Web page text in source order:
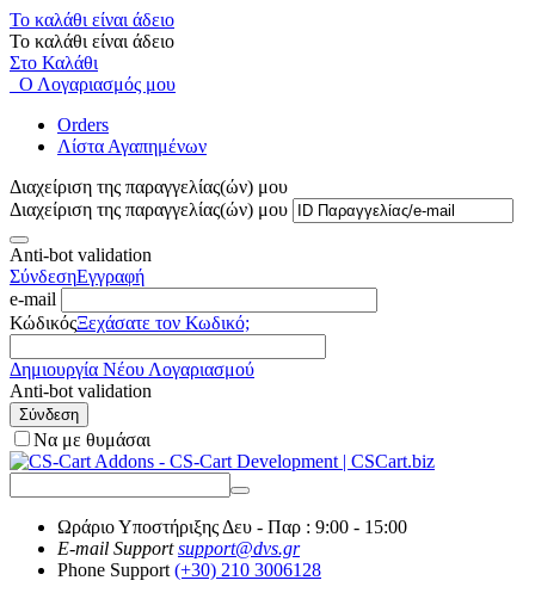
Το καλάθι είναι άδειο
Το καλάθι είναι άδειο
Στο Καλάθι
Ο Λογαριασμός μου
Orders
Λίστα Αγαπημένων
Διαχείριση της παραγγελίας(ών) μου
Διαχείριση της παραγγελίας(ών) μου
Anti-bot validation
ΣύνδεσηΕγγραφή
e-mail
ΚώδικόςΞεχάσατε τον Κωδικό;
Δημιουργία Νέου Λογαριασμού
Anti-bot validation
Σύνδεση
Να με θυμάσαι
Ωράριο Υποστήριξης Δευ - Παρ : 9:00 - 15:00
E-mail Support support@dvs.gr
Phone Support (+30) 210 3006128